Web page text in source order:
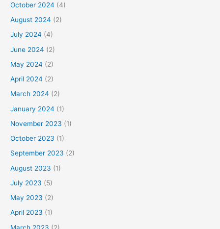
October 2024 (4)
August 2024 (2)
July 2024 (4)
June 2024 (2)
May 2024 (2)
April 2024 (2)
March 2024 (2)
January 2024 (1)
November 2023 (1)
October 2023 (1)
September 2023 (2)
August 2023 (1)
July 2023 (5)
May 2023 (2)
April 2023 (1)
March 2023 (2)